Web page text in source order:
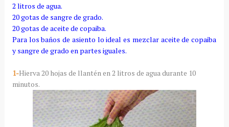
2 litros de agua.
20 gotas de sangre de grado.
20 gotas de aceite de copaiba.
Para los baños de asiento lo ideal es mezclar aceite de copaiba
y sangre de grado en partes iguales.
1-Hierva 20 hojas de llantén en 2 litros de agua durante 10
minutos.